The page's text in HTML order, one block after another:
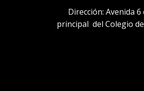
Dirección: Avenida
principal del Colegio